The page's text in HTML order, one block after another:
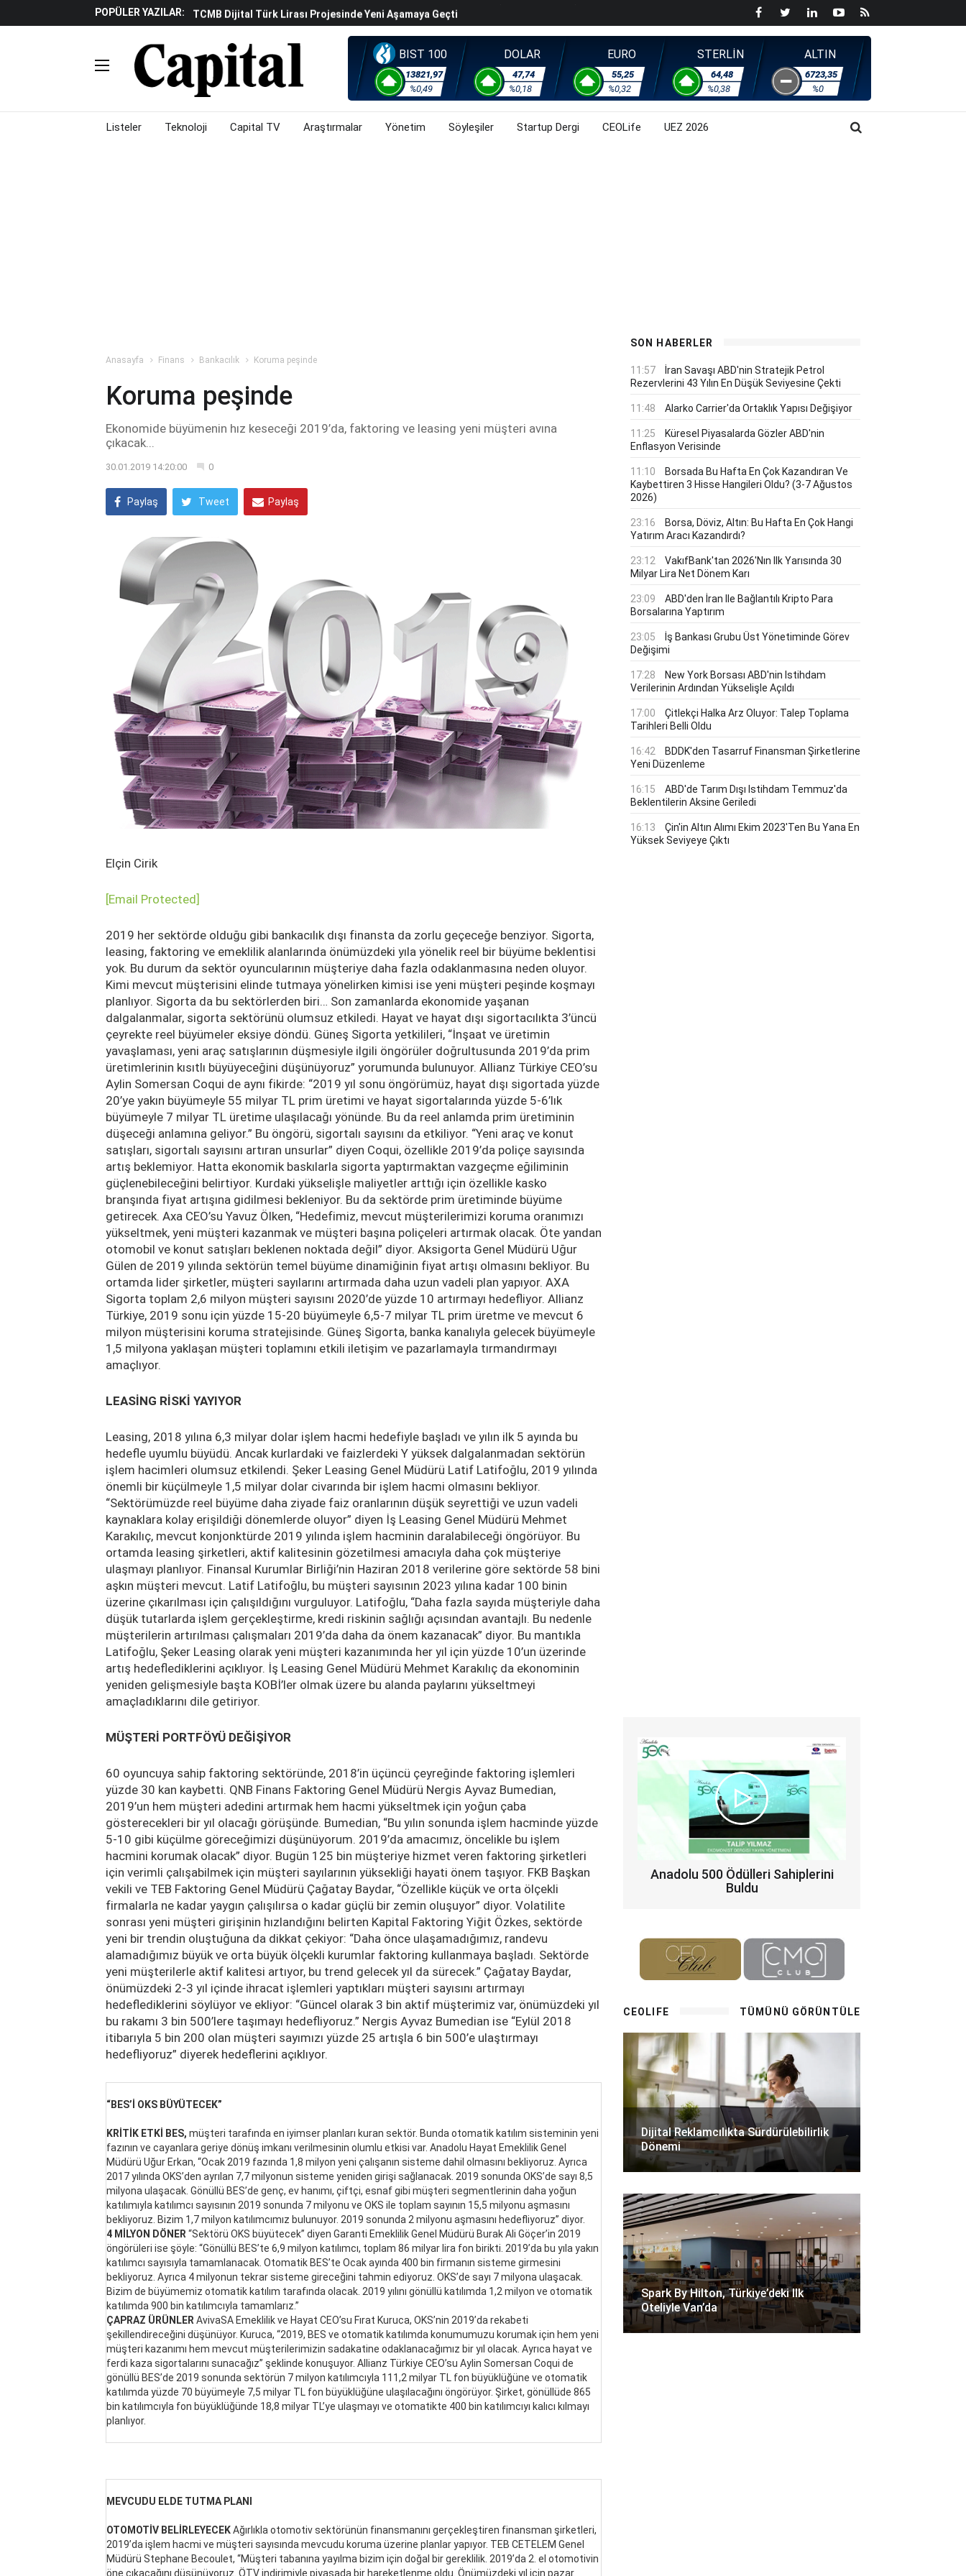
POPÜLER YAZILAR:
TCMB Dijital Türk Lirası Projesinde Yeni Aşamaya Geçti
Küresel Piyasalarda "yüksek Değerleme" Endişeleri Orta Doğu Iyimserliklerini
Gölgeliyor
Fed Ve ABD Verileri Emtia Piyasalarında Oynaklığı Artırdı
Çalışma Alanları Konser Sahnesine Dönüşüyor
Piyasalarda Gün Ortası: Borsa, Döviz Ve Altında Son Durum Ne? (3 Ağustos 2026)
BIST 100
13821,97
%0,49
DOLAR
47,74
%0,18
EURO
55,25
%0,32
STERLİN
64,48
%0,38
ALTIN
6723,35
%0
Listeler Teknoloji Capital TV Araştırmalar Yönetim Söyleşiler Startup Dergi CEOLife UEZ 2026
Anasayfa Finans Bankacılık Koruma peşinde
Koruma peşinde
Ekonomide büyümenin hız keseceği 2019’da, faktoring ve leasing yeni müşteri avına
çıkacak...
30.01.2019 14:20:00 0
Paylaş Tweet Paylaş
Elçin Cirik
[email Protected]
2019 her sektörde olduğu gibi bankacılık dışı finansta da zorlu geçeceğe benziyor. Sigorta,
leasing, faktoring ve emeklilik alanlarında önümüzdeki yıla yönelik reel bir büyüme beklentisi
yok. Bu durum da sektör oyuncularının müşteriye daha fazla odaklanmasına neden oluyor.
Kimi mevcut müşterisini elinde tutmaya yönelirken kimisi ise yeni müşteri peşinde koşmayı
planlıyor. Sigorta da bu sektörlerden biri… Son zamanlarda ekonomide yaşanan
dalgalanmalar, sigorta sektörünü olumsuz etkiledi. Hayat ve hayat dışı sigortacılıkta 3’üncü
çeyrekte reel büyümeler eksiye döndü. Güneş Sigorta yetkilileri, “İnşaat ve üretimin
yavaşlaması, yeni araç satışlarının düşmesiyle ilgili öngörüler doğrultusunda 2019’da prim
üretimlerinin kısıtlı büyüyeceğini düşünüyoruz” yorumunda bulunuyor. Allianz Türkiye CEO’su
Aylin Somersan Coqui de aynı fikirde: “2019 yıl sonu öngörümüz, hayat dışı sigortada yüzde
20’ye yakın büyümeyle 55 milyar TL prim üretimi ve hayat sigortalarında yüzde 5-6’lık
büyümeyle 7 milyar TL üretime ulaşılacağı yönünde. Bu da reel anlamda prim üretiminin
düşeceği anlamına geliyor.” Bu öngörü, sigortalı sayısını da etkiliyor. “Yeni araç ve konut
satışları, sigortalı sayısını artıran unsurlar” diyen Coqui, özellikle 2019’da poliçe sayısında
artış beklemiyor. Hatta ekonomik baskılarla sigorta yaptırmaktan vazgeçme eğiliminin
güçlenebileceğini belirtiyor. Kurdaki yükselişle maliyetler arttığı için özellikle kasko
branşında fiyat artışına gidilmesi bekleniyor. Bu da sektörde prim üretiminde büyüme
getirecek. Axa CEO’su Yavuz Ölken, “Hedefimiz, mevcut müşterilerimizi koruma oranımızı
yükseltmek, yeni müşteri kazanmak ve müşteri başına poliçeleri artırmak olacak. Öte yandan
otomobil ve konut satışları beklenen noktada değil” diyor. Aksigorta Genel Müdürü Uğur
Gülen de 2019 yılında sektörün temel büyüme dinamiğinin fiyat artışı olmasını bekliyor. Bu
ortamda lider şirketler, müşteri sayılarını artırmada daha uzun vadeli plan yapıyor. AXA
Sigorta toplam 2,6 milyon müşteri sayısını 2020’de yüzde 10 artırmayı hedefliyor. Allianz
Türkiye, 2019 sonu için yüzde 15-20 büyümeyle 6,5-7 milyar TL prim üretme ve mevcut 6
milyon müşterisini koruma stratejisinde. Güneş Sigorta, banka kanalıyla gelecek büyümeyle
1,5 milyona yaklaşan müşteri toplamını etkili iletişim ve pazarlamayla tırmandırmayı
amaçlıyor.
LEASİNG RİSKİ YAYIYOR
Leasing, 2018 yılına 6,3 milyar dolar işlem hacmi hedefiyle başladı ve yılın ilk 5 ayında bu
hedefle uyumlu büyüdü. Ancak kurlardaki ve faizlerdeki Y yüksek dalgalanmadan sektörün
işlem hacimleri olumsuz etkilendi. Şeker Leasing Genel Müdürü Latif Latifoğlu, 2019 yılında
önemli bir küçülmeyle 1,5 milyar dolar civarında bir işlem hacmi olmasını bekliyor.
“Sektörümüzde reel büyüme daha ziyade faiz oranlarının düşük seyrettiği ve uzun vadeli
kaynaklara kolay erişildiği dönemlerde oluyor” diyen İş Leasing Genel Müdürü Mehmet
Karakılıç, mevcut konjonktürde 2019 yılında işlem hacminin daralabileceği öngörüyor. Bu
ortamda leasing şirketleri, aktif kalitesinin gözetilmesi amacıyla daha çok müşteriye
ulaşmayı planlıyor. Finansal Kurumlar Birliği’nin Haziran 2018 verilerine göre sektörde 58 bini
aşkın müşteri mevcut. Latif Latifoğlu, bu müşteri sayısının 2023 yılına kadar 100 binin
üzerine çıkarılması için çalışıldığını vurguluyor. Latifoğlu, “Daha fazla sayıda müşteriyle daha
düşük tutarlarda işlem gerçekleştirme, kredi riskinin sağlığı açısından avantajlı. Bu nedenle
müşterilerin artırılması çalışmaları 2019’da daha da önem kazanacak” diyor. Bu mantıkla
Latifoğlu, Şeker Leasing olarak yeni müşteri kazanımında her yıl için yüzde 10’un üzerinde
artış hedeflediklerini açıklıyor. İş Leasing Genel Müdürü Mehmet Karakılıç da ekonominin
yeniden gelişmesiyle başta KOBİ’ler olmak üzere bu alanda paylarını yükseltmeyi
amaçladıklarını dile getiriyor.
MÜŞTERİ PORTFÖYÜ DEĞİŞİYOR
60 oyuncuya sahip faktoring sektöründe, 2018’in üçüncü çeyreğinde faktoring işlemleri
yüzde 30 kan kaybetti. QNB Finans Faktoring Genel Müdürü Nergis Ayvaz Bumedian,
2019’un hem müşteri adedini artırmak hem hacmi yükseltmek için yoğun çaba
gösterecekleri bir yıl olacağı görüşünde. Bumedian, “Bu yılın sonunda işlem hacminde yüzde
5-10 gibi küçülme göreceğimizi düşünüyorum. 2019’da amacımız, öncelikle bu işlem
hacmini korumak olacak” diyor. Bugün 125 bin müşteriye hizmet veren faktoring şirketleri
için verimli çalışabilmek için müşteri sayılarının yüksekliği hayati önem taşıyor. FKB Başkan
vekili ve TEB Faktoring Genel Müdürü Çağatay Baydar, “Özellikle küçük ve orta ölçekli
firmalarla ne kadar yaygın çalışılırsa o kadar güçlü bir zemin oluşuyor” diyor. Volatilite
sonrası yeni müşteri girişinin hızlandığını belirten Kapital Faktoring Yiğit Özkes, sektörde
yeni bir trendin oluştuğuna da dikkat çekiyor: “Daha önce ulaşamadığımız, randevu
alamadığımız büyük ve orta büyük ölçekli kurumlar faktoring kullanmaya başladı. Sektörde
yeni müşterilerle aktif kalitesi artıyor, bu trend gelecek yıl da sürecek.” Çağatay Baydar,
önümüzdeki 2-3 yıl içinde ihracat işlemleri yaptıkları müşteri sayısını artırmayı
hedeflediklerini söylüyor ve ekliyor: “Güncel olarak 3 bin aktif müşterimiz var, önümüzdeki yıl
bu rakamı 3 bin 500’lere taşımayı hedefliyoruz.” Nergis Ayvaz Bumedian ise “Eylül 2018
itibarıyla 5 bin 200 olan müşteri sayımızı yüzde 25 artışla 6 bin 500’e ulaştırmayı
hedefliyoruz” diyerek hedeflerini açıklıyor.
“BES’İ OKS BÜYÜTECEK”
KRİTİK ETKİ BES, müşteri tarafında en iyimser planları kuran sektör. Bunda otomatik katılım sisteminin yeni
fazının ve cayanlara geriye dönüş imkanı verilmesinin olumlu etkisi var. Anadolu Hayat Emeklilik Genel
Müdürü Uğur Erkan, “Ocak 2019 fazında 1,8 milyon yeni çalışanın sisteme dahil olmasını bekliyoruz. Ayrıca
2017 yılında OKS’den ayrılan 7,7 milyonun sisteme yeniden girişi sağlanacak. 2019 sonunda OKS’de sayı 8,5
milyona ulaşacak. Gönüllü BES’de genç, ev hanımı, çiftçi, esnaf gibi müşteri segmentlerinin daha yoğun
katılımıyla katılımcı sayısının 2019 sonunda 7 milyonu ve OKS ile toplam sayının 15,5 milyonu aşmasını
bekliyoruz. Bizim 1,7 milyon katılımcımız bulunuyor. 2019 sonunda 2 milyonu aşmasını hedefliyoruz” diyor.
4 MİLYON DÖNER “Sektörü OKS büyütecek” diyen Garanti Emeklilik Genel Müdürü Burak Ali Göçer’in 2019
öngörüleri ise şöyle: “Gönüllü BES’te 6,9 milyon katılımcı, toplam 86 milyar lira fon birikti. 2019’da bu yıla yakın
katılımcı sayısıyla tamamlanacak. Otomatik BES’te Ocak ayında 400 bin firmanın sisteme girmesini
bekliyoruz. Ayrıca 4 milyonun tekrar sisteme gireceğini tahmin ediyoruz. OKS’de sayı 7 milyona ulaşacak.
Bizim de büyümemiz otomatik katılım tarafında olacak. 2019 yılını gönüllü katılımda 1,2 milyon ve otomatik
katılımda 900 bin katılımcıyla tamamlarız.”
ÇAPRAZ ÜRÜNLER AvivaSA Emeklilik ve Hayat CEO’su Fırat Kuruca, OKS’nin 2019’da rekabeti
şekillendireceğini düşünüyor. Kuruca, “2019, BES ve otomatik katılımda konumumuzu korumak için hem yeni
müşteri kazanımı hem mevcut müşterilerimizin sadakatine odaklanacağımız bir yıl olacak. Ayrıca hayat ve
ferdi kaza sigortalarını sunacağız” şeklinde konuşuyor. Allianz Türkiye CEO’su Aylin Somersan Coqui de
gönüllü BES’de 2019 sonunda sektörün 7 milyon katılımcıyla 111,2 milyar TL fon büyüklüğüne ve otomatik
katılımda yüzde 70 büyümeyle 7,5 milyar TL fon büyüklüğüne ulaşılacağını öngörüyor. Şirket, gönüllüde 865
bin katılımcıyla fon büyüklüğünde 18,8 milyar TL’ye ulaşmayı ve otomatikte 400 bin katılımcıyı kalıcı kılmayı
planlıyor.
MEVCUDU ELDE TUTMA PLANI
OTOMOTİV BELİRLEYECEKAğırlıkla otomotiv sektörünün finansmanını gerçekleştiren finansman şirketleri,
2019’da işlem hacmi ve müşteri sayısında mevcudu koruma üzerine planlar yapıyor. TEB CETELEM Genel
Müdürü Stephane Becoulet, “Müşteri tabanına yayılma bizim için doğal bir gereklilik. 2019’da 2. el otomotivin
öne çıkacağını düşünüyoruz. ÖTV indirimiyle piyasada bir hareketlenme oldu. Önümüzdeki yıl için pazar
SON HABERLER
11:57
İran Savaşı ABD'nin Stratejik Petrol
Rezervlerini 43 Yılın En Düşük Seviyesine Çekti
11:48 Alarko Carrier'da Ortaklık Yapısı Değişiyor
11:25
Küresel Piyasalarda Gözler ABD'nin
Enflasyon Verisinde
11:10
Borsada Bu Hafta En Çok Kazandıran Ve
Kaybettiren 3 Hisse Hangileri Oldu? (3-7 Ağustos
2026)
23:16
Borsa, Döviz, Altın: Bu Hafta En Çok Hangi
Yatırım Aracı Kazandırdı?
23:12
VakıfBank'tan 2026'nın Ilk Yarısında 30
Milyar Lira Net Dönem Karı
23:09
ABD'den İran Ile Bağlantılı Kripto Para
Borsalarına Yaptırım
23:05
İş Bankası Grubu Üst Yönetiminde Görev
Değişimi
17:28
New York Borsası ABD'nin Istihdam
Verilerinin Ardından Yükselişle Açıldı
17:00
Çitlekçi Halka Arz Oluyor: Talep Toplama
Tarihleri Belli Oldu
16:42
BDDK'den Tasarruf Finansman Şirketlerine
Yeni Düzenleme
16:15
ABD'de Tarım Dışı Istihdam Temmuz'da
Beklentilerin Aksine Geriledi
16:13
Çin'in Altın Alımı Ekim 2023'ten Bu Yana En
Yüksek Seviyeye Çıktı
Anadolu 500 Ödülleri Sahiplerini
Buldu
CEOLIFE TÜMÜNÜ GÖRÜNTÜLE
Dijital Reklamcılıkta Sürdürülebilirlik
Dönemi
Spark By Hilton, Türkiye’deki Ilk
Oteliyle Van’da